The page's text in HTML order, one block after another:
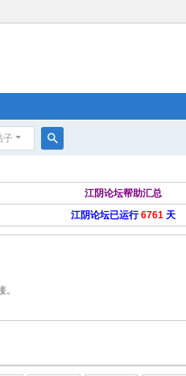
子
索
江阴论坛帮助汇总
江阴论坛已运行 6761 天